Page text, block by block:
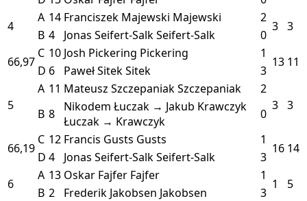
4
A 14 Franciszek Majewski Majewski 2
3 3
B 4 Jonas Seifert-SalkSeifert-Salk
0
66,97
C 10 Josh Pickering Pickering 1
13 11
D 6 Paweł SitekSitek 3
5
A 11 Mateusz SzczepaniakSzczepaniak
2
3 3
B 8
Nikodem Łuczak → Jakub Krawczyk
Łuczak → Krawczyk
0
66,19
C 12 Francis Gusts Gusts 1
16 14
D 4 Jonas Seifert-SalkSeifert-Salk
3
6
A 13 Oskar Fajfer Fajfer 1
1 5
B 2 Frederik Jakobsen Jakobsen
3